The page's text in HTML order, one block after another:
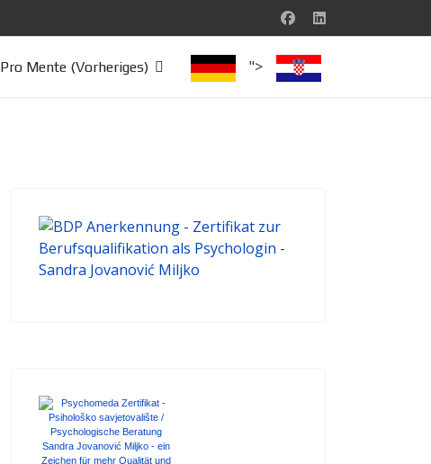
Pro Mente (Vorheriges) ">